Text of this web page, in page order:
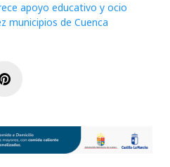
apoyo educativo y ocio
municipios de Cuenca
Pinterest